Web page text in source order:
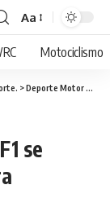
Cambiar
tamaño
fuente
Aa
Motociclismo
>Deporte Motor
se